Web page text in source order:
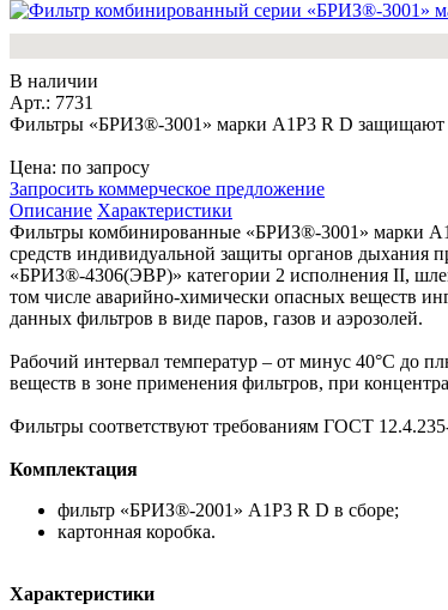
В наличии
Арт.: 7731
Фильтры «БРИЗ®-3001» марки A1P3 R D защищают
Цена: по запросу
Запросить коммерческое предложение
Описание Характеристики
Фильтры комбинированные «БРИЗ®-3001» марки
средств индивидуальной защиты органов
«БРИЗ®-4306(ЭВР)» категории 2 исполнения II,
том числе аварийно-химически опасных веществ
данных фильтров в виде паров, газов и аэрозолей.
Рабочий интервал температур – от минус 40°С до
веществ в зоне применения фильтров, при
Фильтры соответствуют требованиям ГОСТ
Комплектация
фильтр «БРИЗ®-2001» A1P3 R D в сборе;
картонная коробка.
Характеристики